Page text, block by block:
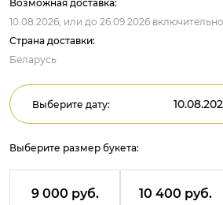
Возможная доставка:
10.08.2026, или до 26.09.2026 включительно
Страна доставки:
Беларусь
Выберите дату:
Выберите размер букета:
9 000 руб. 10 400 руб.